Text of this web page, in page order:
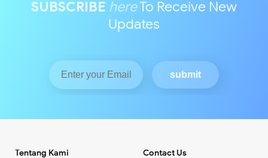
SUBSCRIBE hereTo Receive New
Updates
Tentang Kami Contact Us